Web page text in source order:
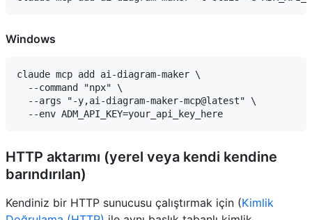
Windows
claude mcp add ai-diagram-maker \
  --command "npx" \
  --args "-y,ai-diagram-maker-mcp@latest" \
HTTP aktarımı (yerel veya kendi kendine
barındırılan)
Kendiniz bir HTTP sunucusu çalıştırmak için (Kimlik